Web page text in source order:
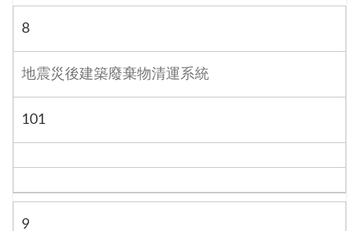
8
地震災後建築廢棄物清運系統
101
9